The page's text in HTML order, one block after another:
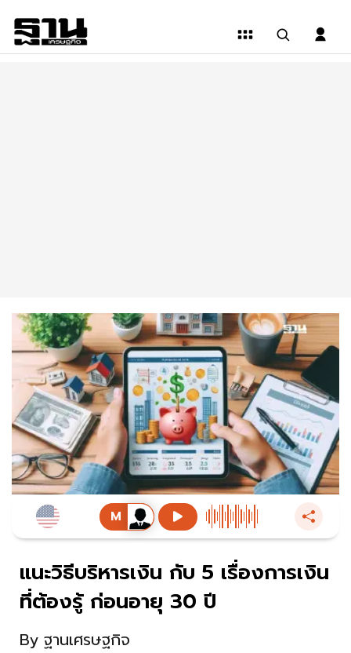
แนะวิธีบริหารเงิน กับ 5 เรื่องการเงิน
ที่ต้องรู้ ก่อนอายุ 30 ปี
By ฐานเศรษฐกิจ